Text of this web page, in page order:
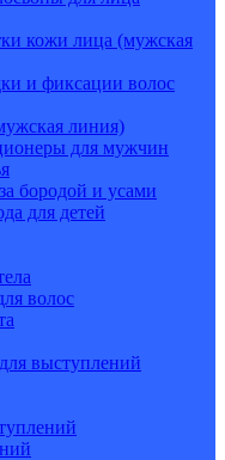
кожи лица (мужская
и фиксации волос
линия)
для мужчин
бородой и усами
для детей
волос
выступлений